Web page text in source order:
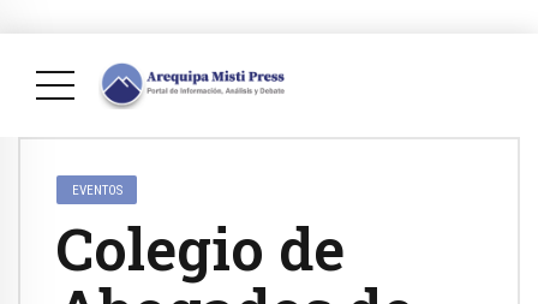
EVENTOS
Colegio de